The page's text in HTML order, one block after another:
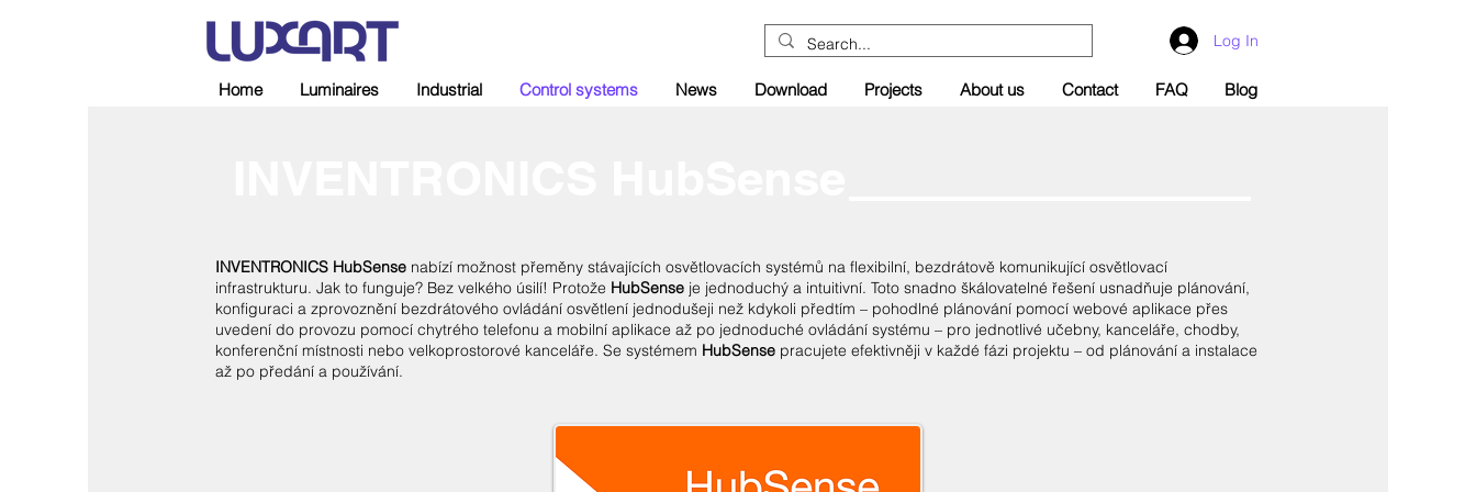
Log In
Home Luminaires Industrial Control systems News Download Projects About us Contact FAQ Blog
INVENTRONICS HubSense nabízí možnost přeměny stávajících osvětlovacích systémů na flexibilní, bezdrátově komunikující osvětlovací
infrastrukturu. Jak to funguje? Bez velkého úsilí! Protože HubSense je jednoduchý a intuitivní. Toto snadno škálovatelné řešení usnadňuje plánování,
konfiguraci a zprovoznění bezdrátového ovládání osvětlení jednodušeji než kdykoli předtím – pohodlné plánování pomocí webové aplikace přes
uvedení do provozu pomocí chytrého telefonu a mobilní aplikace až po jednoduché ovládání systému – pro jednotlivé učebny, kanceláře, chodby,
konferenční místnosti nebo velkoprostorové kanceláře. Se systémem HubSense pracujete efektivněji v každé fázi projektu – od plánování a instalace
až po předání a používání.